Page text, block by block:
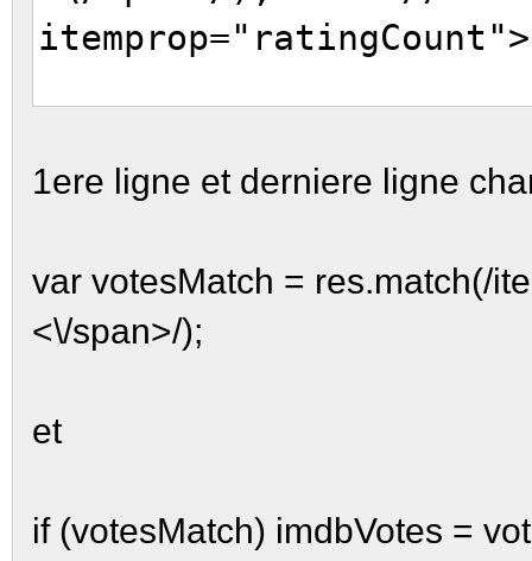
titleMatchVO[1]!='')
{
var
var
if
1ere ligne et derniere ligne
var votesMatch = res.match(/
<\/span>/);
et
if (votesMatch) imdbVotes =